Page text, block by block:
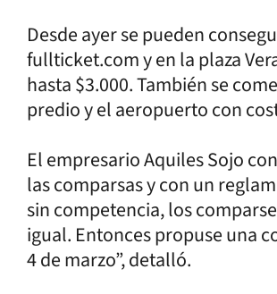
Desde ayer se pueden
fullticket.com y en la plaza
hasta $3.000. También se
predio y el aeropuerto con
El empresario Aquiles Sojo
las comparsas y con un
sin competencia, los
igual. Entonces propuse una
4 de marzo”, detalló.